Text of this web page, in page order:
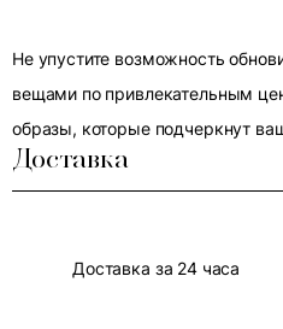
Не упустите возможность
вещами по привлекательным
образы, которые подчеркнут
Доставка
Доставка за 24 часа